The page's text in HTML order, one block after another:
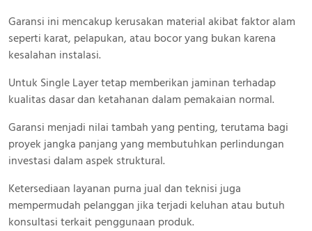
Garansi ini mencakup kerusakan material akibat faktor alam
seperti karat, pelapukan, atau bocor yang bukan karena
kesalahan instalasi.
Untuk Single Layer tetap memberikan jaminan terhadap
kualitas dasar dan ketahanan dalam pemakaian normal.
Garansi menjadi nilai tambah yang penting, terutama bagi
proyek jangka panjang yang membutuhkan perlindungan
investasi dalam aspek struktural.
Ketersediaan layanan purna jual dan teknisi juga
mempermudah pelanggan jika terjadi keluhan atau butuh
konsultasi terkait penggunaan produk.